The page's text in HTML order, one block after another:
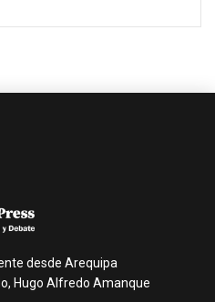
desde Arequipa
Hugo Alfredo Amanque